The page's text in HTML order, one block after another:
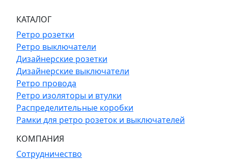
КАТАЛОГ
Ретро розетки
Ретро выключатели
Дизайнерские розетки
Дизайнерские выключатели
Ретро провода
Ретро изоляторы и втулки
Распределительные коробки
Рамки для ретро розеток и выключателей
КОМПАНИЯ
Сотрудничество